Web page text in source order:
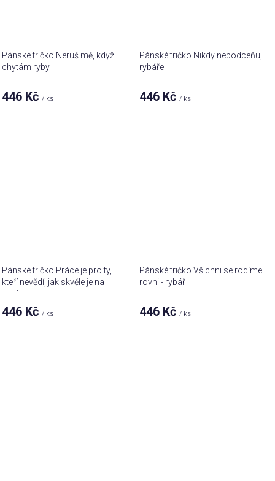
Pánské tričko Neruš mě, když
chytám ryby
446 Kč / ks
Pánské tričko Nikdy nepodceňuj
rybáře
446 Kč / ks
Pánské tričko Práce je pro ty,
kteří nevědí, jak skvěle je na
rybách
446 Kč/ ks
Pánské tričko Všichni se rodíme
rovni - rybář
446 Kč/ ks